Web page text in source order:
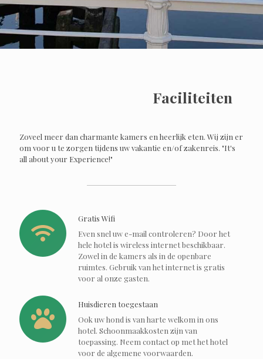
Faciliteiten
Zoveel meer dan charmante kamers en heerlijk eten. Wij zijn er
om voor u te zorgen tijdens uw vakantie en/of zakenreis. "It's
all about your Experience!"
Gratis Wifi
Even snel uw e-mail controleren? Door het
hele hotel is wireless internet beschikbaar.
Zowel in de kamers als in de openbare
ruimtes. Gebruik van het internet is gratis
voor al onze gasten.
Huisdieren toegestaan
Ook uw hond is van harte welkom in ons
hotel. Schoonmaakkosten zijn van
toepassing. Neem contact op met het hotel
voor de algemene voorwaarden.